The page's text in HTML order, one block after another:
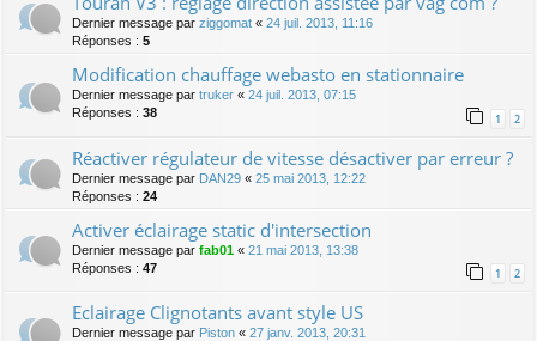
Dernier message par ziggomat « 24 juil. 2013, 11:16
Réponses : 5
Modification chauffage webasto en stationnaire
Dernier message par truker « 24 juil. 2013, 07:15
Réponses : 38 1 2
Réactiver régulateur de vitesse désactiver par erreur ?
Dernier message par DAN29 « 25 mai 2013, 12:22
Réponses : 24
Activer éclairage static d'intersection
Dernier message par fab01 « 21 mai 2013, 13:38
Réponses : 47 1 2
Eclairage Clignotants avant style US
Dernier message par Piston « 27 janv. 2013, 20:31